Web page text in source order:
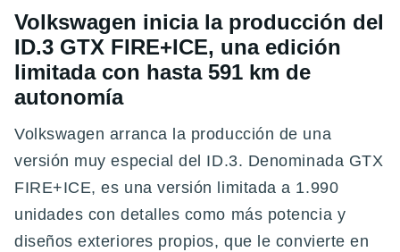
Volkswagen inicia la producción del
ID.3 GTX FIRE+ICE, una edición
limitada con hasta 591 km de
autonomía
Volkswagen arranca la producción de una
versión muy especial del ID.3. Denominada GTX
FIRE+ICE, es una versión limitada a 1.990
unidades con detalles como más potencia y
diseños exteriores propios, que le convierte en